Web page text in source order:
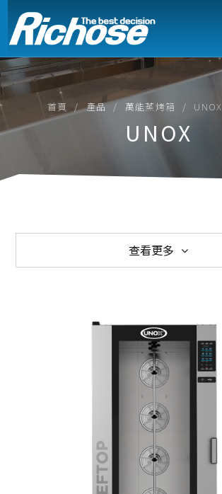
首頁 產品 萬能蒸烤箱 UNOX
UNOX
查看更多
UNOX
RATIONAL
LAINOX
電烤箱
電熱熱風爐
微波爐
果汁機/食物調理機
汽泡水機
低溫烹調機
切菜機
全自動咖啡機
半自動咖啡機